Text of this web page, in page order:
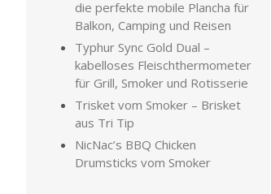
die perfekte mobile Plancha für
Balkon, Camping und Reisen
Typhur Sync Gold Dual –
kabelloses Fleischthermometer
für Grill, Smoker und Rotisserie
Trisket vom Smoker – Brisket
aus Tri Tip
NicNac’s BBQ Chicken
Drumsticks vom Smoker